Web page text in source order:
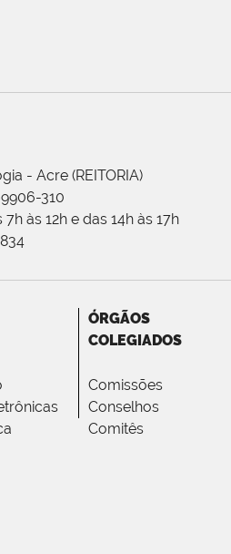
- Acre (REITORIA)
310
às 12h e das 14h às 17h
ÓRGÃOS
COLEGIADOS
Comissões
Conselhos
Comitês